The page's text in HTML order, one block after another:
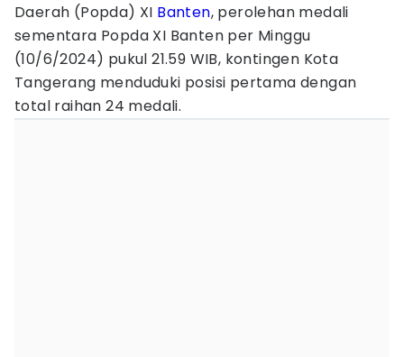
Daerah (Popda) XI Banten, perolehan medali
sementara Popda XI Banten per Minggu
(10/6/2024) pukul 21.59 WIB, kontingen Kota
Tangerang menduduki posisi pertama dengan
total raihan 24 medali.